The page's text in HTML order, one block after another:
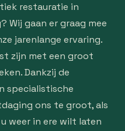
restauratie in
Wij gaan er graag mee
jarenlange ervaring.
zijn met een groot
Dankzij de
specialistische
ons te groot, als
weer in ere wilt laten